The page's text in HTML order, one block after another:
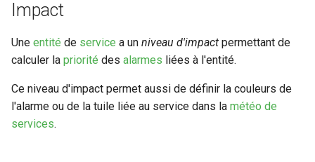
Impact
Une entité de service a un niveau d'impact permettant de
calculer la priorité des alarmes liées à l'entité.
Ce niveau d'impact permet aussi de définir la couleurs de
l'alarme ou de la tuile liée au service dans la météo de
services.